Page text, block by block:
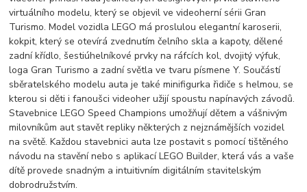
virtuálního modelu, který se objevil ve videoherní sérii Gran
Turismo. Model vozidla LEGO má proslulou elegantní karoserii,
kokpit, který se otevírá zvednutím čelního skla a kapoty, dělené
zadní křídlo, šestiúhelníkové prvky na ráfcích kol, dvojitý výfuk,
loga Gran Turismo a zadní světla ve tvaru písmene Y. Součástí
sběratelského modelu auta je také minifigurka řidiče s helmou, se
kterou si děti i fanoušci videoher užijí spoustu napínavých závodů.
Stavebnice LEGO Speed Champions umožňují dětem a vášnivým
milovníkům aut stavět repliky některých z nejznámějších vozidel
na světě. Každou stavebnici auta lze postavit s pomocí tištěného
návodu na stavění nebo s aplikací LEGO Builder, která vás a vaše
dítě provede snadným a intuitivním digitálním stavitelským
dobrodružstvím.